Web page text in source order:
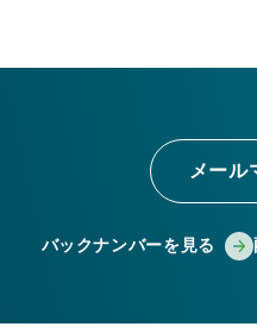
メール
バックナンバーを見る